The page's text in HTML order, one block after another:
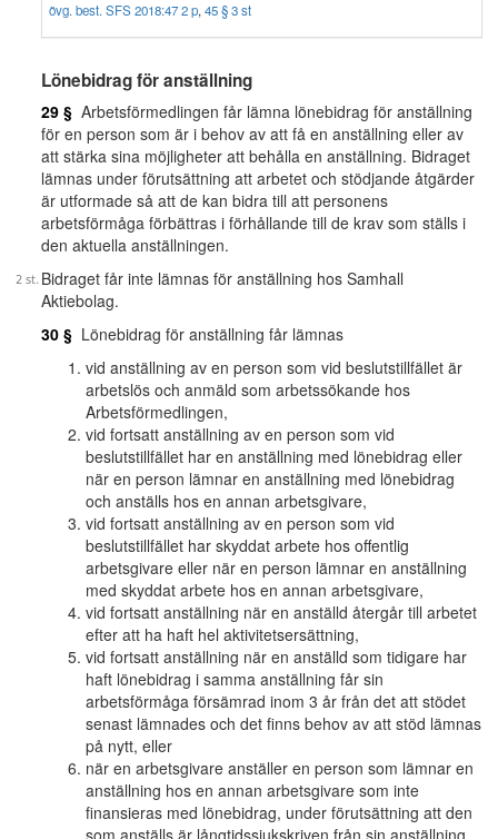
övg. best. SFS 2018:47 2 p, 45 § 3 st
Lönebidrag för anställning
29 § Arbetsförmedlingen får lämna lönebidrag för anställning
för en person som är i behov av att få en anställning eller av
att stärka sina möjligheter att behålla en anställning. Bidraget
lämnas under förutsättning att arbetet och stödjande åtgärder
är utformade så att de kan bidra till att personens
arbetsförmåga förbättras i förhållande till de krav som ställs i
den aktuella anställningen.
Bidraget får inte lämnas för anställning hos Samhall
Aktiebolag.
30 § Lönebidrag för anställning får lämnas
vid anställning av en person som vid beslutstillfället är
arbetslös och anmäld som arbetssökande hos
Arbetsförmedlingen,
vid fortsatt anställning av en person som vid
beslutstillfället har en anställning med lönebidrag eller
när en person lämnar en anställning med lönebidrag
och anställs hos en annan arbetsgivare,
vid fortsatt anställning av en person som vid
beslutstillfället har skyddat arbete hos offentlig
arbetsgivare eller när en person lämnar en anställning
med skyddat arbete hos en annan arbetsgivare,
vid fortsatt anställning när en anställd återgår till arbetet
efter att ha haft hel aktivitetsersättning,
vid fortsatt anställning när en anställd som tidigare har
haft lönebidrag i samma anställning får sin
arbetsförmåga försämrad inom 3 år från det att stödet
senast lämnades och det finns behov av att stöd lämnas
på nytt, eller
när en arbetsgivare anställer en person som lämnar en
anställning hos en annan arbetsgivare som inte
finansieras med lönebidrag, under förutsättning att den
som anställs är långtidssjukskriven från sin anställning